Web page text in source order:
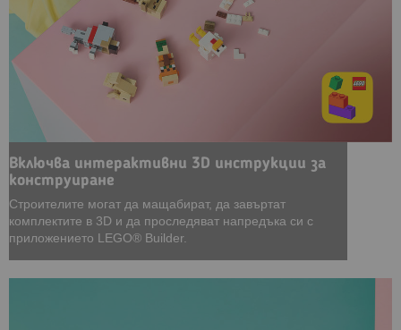
Включва интерактивни 3D инструкции за
конструиране
Строителите могат да мащабират, да завъртат
комплектите в 3D и да проследяват напредъка си с
приложението LEGO® Builder.